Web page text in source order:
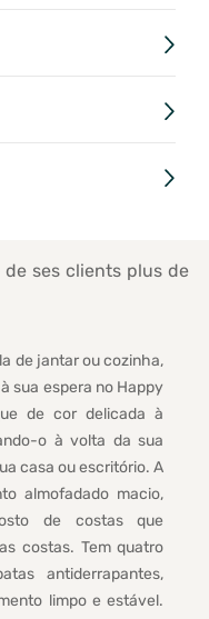
de jantar ou cozinha,
sua espera no Happy
de cor delicada à
o à volta da sua
casa ou escritório. A
almofadado macio,
de costas que
costas. Tem quatro
antiderrapantes,
limpo e estável.